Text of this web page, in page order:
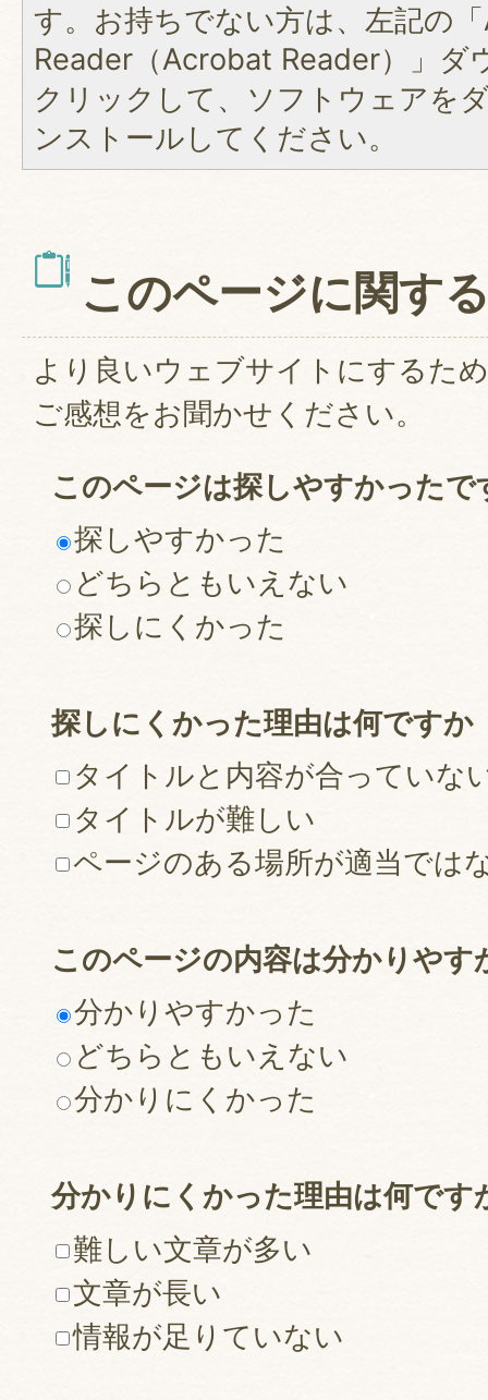
す。お持ちでない方は、左記の
Reader（Acrobat Reader）」ダ
クリックして、ソフトウェアを
ンストールしてください。
このページに関す
より良いウェブサイトにするた
ご感想をお聞かせください。
このページは探しやすかったで
探しやすかった
どちらともいえない
探しにくかった
探しにくかった理由は何ですか
タイトルと内容が合っていな
タイトルが難しい
ページのある場所が適当では
このページの内容は分かりやす
分かりやすかった
どちらともいえない
分かりにくかった
分かりにくかった理由は何です
難しい文章が多い
文章が長い
情報が足りていない